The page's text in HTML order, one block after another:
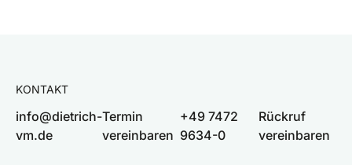
KONTAKT
info@dietrich-
vm.de
Termin
vereinbaren
+49 7472
9634-0
Rückruf
vereinbaren